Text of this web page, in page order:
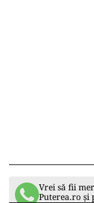
Vrei să fii
Puterea.ro și